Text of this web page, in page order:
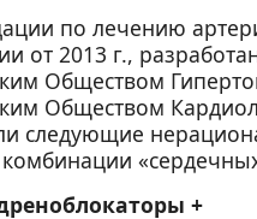
по лечению
от 2013 г.,
Обществом
Обществом
следующие
+